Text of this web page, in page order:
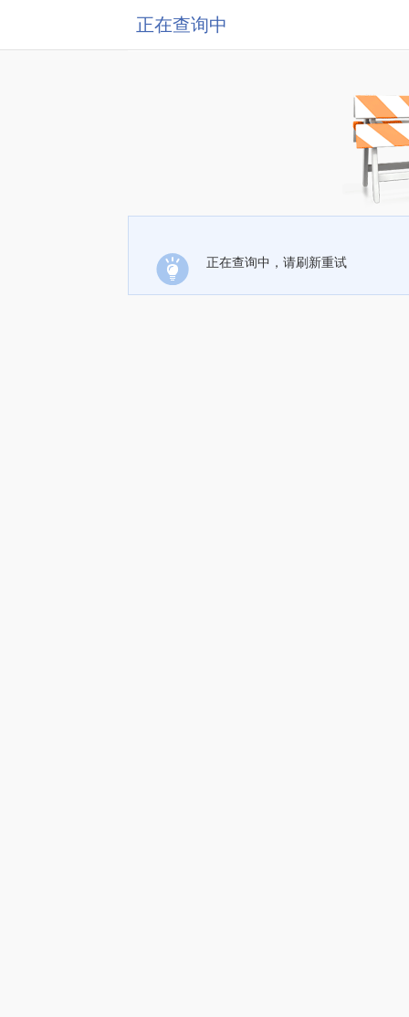
正在查询中
正在查询中，请刷新重试